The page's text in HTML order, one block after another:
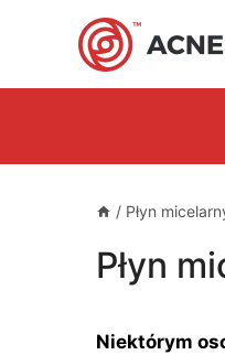
/ Płyn
Płyn
Niektórym